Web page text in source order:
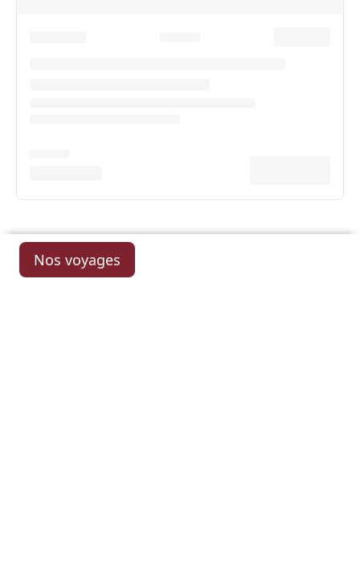
Nos voyages